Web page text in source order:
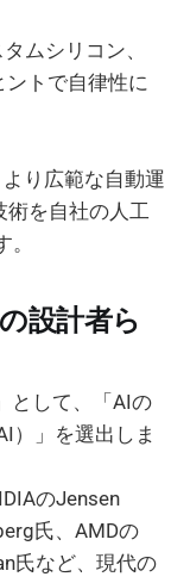
ムシリコン、
ントで自律性に
り広範な自動運
術を自社の人工
設計者ら
として、「AIの
）」を選出しま
のJensen
氏、AMDの
氏など、現代の